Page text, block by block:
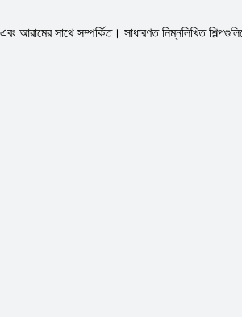
সাথে সম্পর্কিত। সাধারণত নিম্নলিখিত